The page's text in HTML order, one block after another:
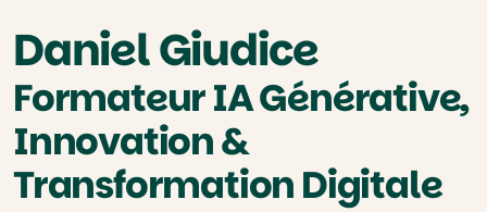
Daniel Giudice
Formateur IA Générative,
Innovation &
Transformation Digitale